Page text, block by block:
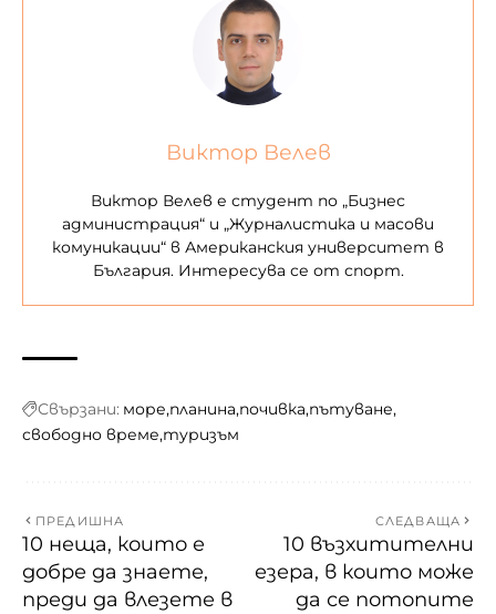
Виктор Велев
Виктор Велев е студент по „Бизнес
администрация“ и „Журналистика и масови
комуникации“ в Американския университет в
България. Интересува се от спорт.
Свързани: море планина почивка пътуване
свободно време туризъм
ПРЕДИШНА
10 неща, които е
добре да знаете,
преди да влезете в
СЛЕДВАЩА
10 възхитителни
езера, в които може
да се потопите